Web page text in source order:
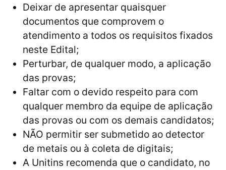
Deixar de apresentar quaisquer
documentos que comprovem o
atendimento a todos os requisitos fixados
neste Edital;
Perturbar, de qualquer modo, a aplicação
das provas;
Faltar com o devido respeito para com
qualquer membro da equipe de aplicação
das provas ou com os demais candidatos;
NÃO permitir ser submetido ao detector
de metais ou à coleta de digitais;
A Unitins recomenda que o candidato, no